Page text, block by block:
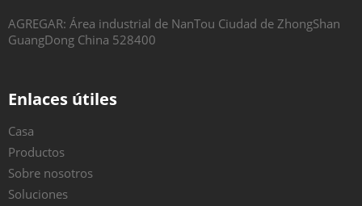
AGREGAR: Área industrial de NanTou Ciudad de ZhongShan
GuangDong China 528400
Enlaces útiles
Casa
Productos
Sobre nosotros
Soluciones